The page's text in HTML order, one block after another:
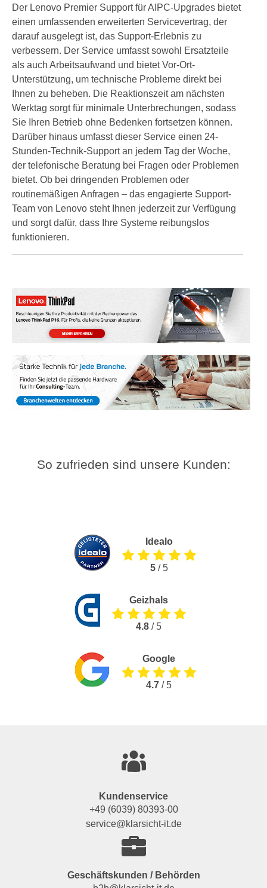
Der Lenovo Premier Support für AIPC-Upgrades bietet
einen umfassenden erweiterten Servicevertrag, der
darauf ausgelegt ist, das Support-Erlebnis zu
verbessern. Der Service umfasst sowohl Ersatzteile
als auch Arbeitsaufwand und bietet Vor-Ort-
Unterstützung, um technische Probleme direkt bei
Ihnen zu beheben. Die Reaktionszeit am nächsten
Werktag sorgt für minimale Unterbrechungen, sodass
Sie Ihren Betrieb ohne Bedenken fortsetzen können.
Darüber hinaus umfasst dieser Service einen 24-
Stunden-Technik-Support an jedem Tag der Woche,
der telefonische Beratung bei Fragen oder Problemen
bietet. Ob bei dringenden Problemen oder
routinemäßigen Anfragen – das engagierte Support-
Team von Lenovo steht Ihnen jederzeit zur Verfügung
und sorgt dafür, dass Ihre Systeme reibungslos
funktionieren.
So zufrieden sind unsere Kunden:
Idealo
5/ 5
Geizhals
4.8 / 5
Google
4.7 / 5
Kundenservice
+49 (6039) 80393-00
service@klarsicht-it.de
Geschäftskunden / Behörden